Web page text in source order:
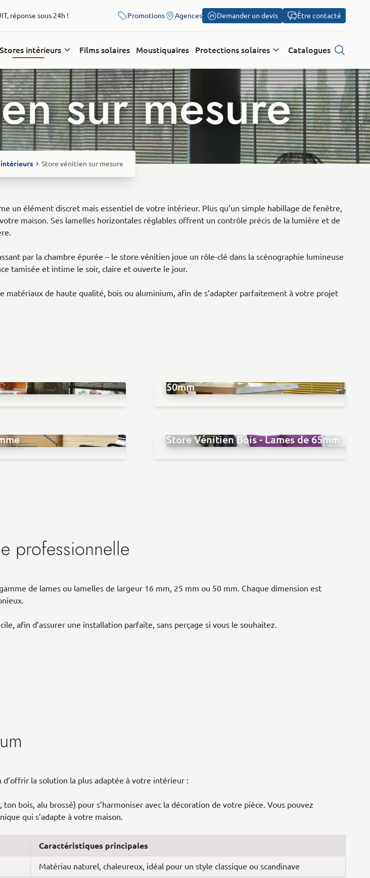
réponse sous 24h ! Promotions Agences Demander un devis Être contacté
Stores intérieurs Films solaires Moustiquaires Protections solaires
Catalogues
sur mesure
Store vénitien sur mesure
un élément discret mais essentiel de votre intérieur. Plus qu’un simple habillage de fenêtre,
maison. Ses lamelles horizontales réglables offrent un contrôle précis de la lumière et de
par la chambre épurée – le store vénitien joue un rôle-clé dans la scénographie lumineuse
tamisée et intime le soir, claire et ouverte le jour.
matériaux de haute qualité, bois ou aluminium, afin de s’adapter parfaitement à votre projet
50mm
Store Vénitien Bois - Lames de 65mm
professionnelle
de lames ou lamelles de largeur 16 mm, 25 mm ou 50 mm. Chaque dimension est
afin d’assurer une installation parfaite, sans perçage si vous le souhaitez.
la solution la plus adaptée à votre intérieur :
bois, alu brossé) pour s’harmoniser avec la décoration de votre pièce. Vous pouvez
qui s’adapte à votre maison.
Caractéristiques principales
Matériau naturel, chaleureux, idéal pour un style classique ou scandinave